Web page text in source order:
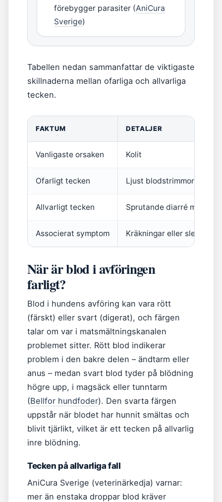
förebygger parasiter (AniCura
Sverige)
Tabellen nedan sammanfattar de viktigaste
skillnaderna mellan ofarliga och allvarliga
tecken.
FAKTUM DETALJER
Vanligaste orsaken Kolit
Ofarligt tecken Ljust blodstrimmor
Allvarligt tecken Sprutande diarré med
Associerat symptom Kräkningar eller slem
När är blod i avföringen
farligt?
Blod i hundens avföring kan vara rött
(färskt) eller svart (digerat), och färgen
talar om var i matsmältningskanalen
problemet sitter. Rött blod indikerar
problem i den bakre delen – ändtarm eller
anus – medan svart blod tyder på blödning
högre upp, i magsäck eller tunntarm
(Bellfor hundfoder). Den svarta färgen
uppstår när blodet har hunnit smältas och
blivit tjärlikt, vilket är ett tecken på allvarlig
inre blödning.
Tecken på allvarliga fall
AniCura Sverige (veterinärkedja) varnar:
mer än enstaka droppar blod kräver